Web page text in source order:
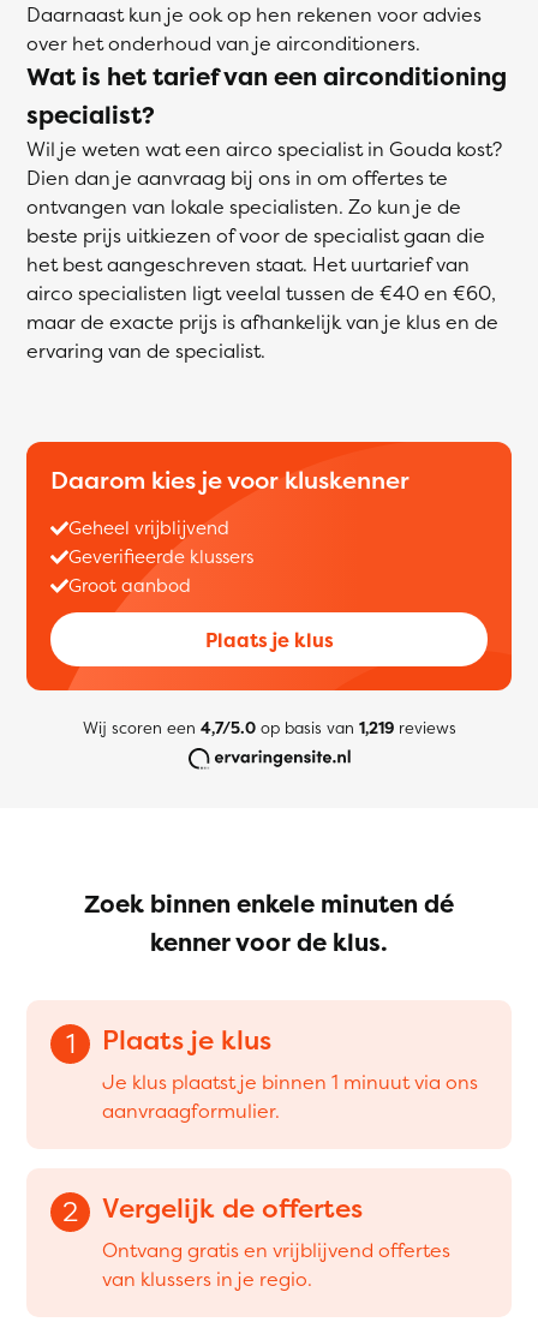
Daarnaast kun je ook op hen rekenen voor advies
over het onderhoud van je airconditioners.
Wat is het tarief van een airconditioning
specialist?
Wil je weten wat een airco specialist in Gouda kost?
Dien dan je aanvraag bij ons in om offertes te
ontvangen van lokale specialisten. Zo kun je de
beste prijs uitkiezen of voor de specialist gaan die
het best aangeschreven staat. Het uurtarief van
airco specialisten ligt veelal tussen de €40 en €60,
maar de exacte prijs is afhankelijk van je klus en de
ervaring van de specialist.
Daarom kies je voor kluskenner
Geheel vrijblijvend
Geverifieerde klussers
Groot aanbod
Plaats je klus
Wij scoren een 4,7/5.0op basis van 1,219reviews
Zoek binnen enkele minuten dé
kenner voor de klus.
1 Plaats je klus
Je klus plaatst je binnen 1 minuut via ons
aanvraagformulier.
2 Vergelijk de offertes
Ontvang gratis en vrijblijvend offertes
van klussers in je regio.